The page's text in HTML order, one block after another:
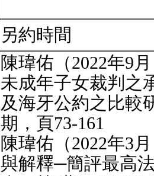
另約時間
陳瑋佑（2022年9
未成年子女裁判之
及海牙公約之比較
期，頁73-161
陳瑋佑（2022年3
與解釋─簡評最高